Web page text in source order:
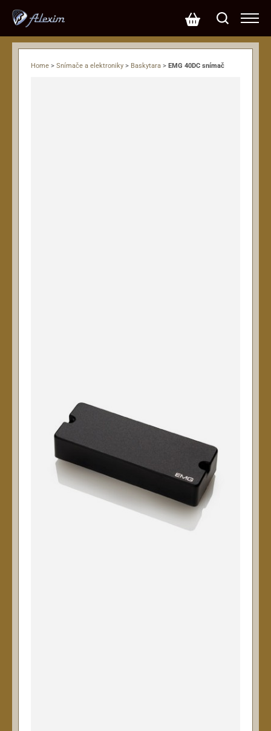
Home > Snímače a elektroniky > Baskytara > EMG 40DC snímač